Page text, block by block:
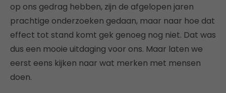
op ons gedrag hebben, zijn de afgelopen jaren
prachtige onderzoeken gedaan, maar naar hoe dat
effect tot stand komt gek genoeg nog niet. Dat was
dus een mooie uitdaging voor ons. Maar laten we
eerst eens kijken naar wat merken met mensen
doen.